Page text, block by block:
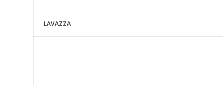
LAVAZZA